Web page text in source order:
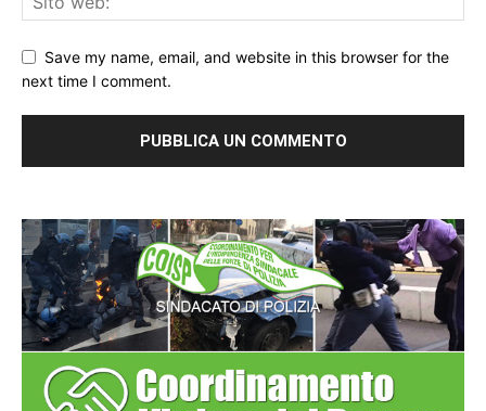
Save my name, email, and website in this browser for the
next time I comment.